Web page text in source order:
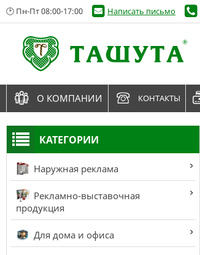
КАТЕГОРИИ
Наружная реклама
Рекламно-выставочная
продукция
Для дома и офиса
🕑 Пн-Пт 08:00-17:00 Написать письмо
О КОМПАНИИ КОНТАКТЫ